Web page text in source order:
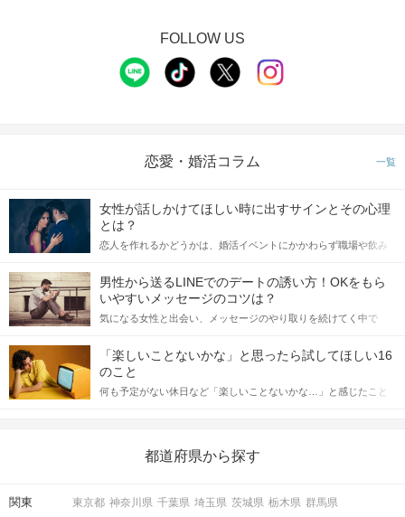
QRコードにて受付をおこないます。
①公式アプリのダウンロード
に、ご協力をお願いいたします。
※上記①②が完了していない場合、
ご参加いただくことができません。
パーティー開始前までに、
ネームプレートにニックネームを
書いてお待ちください♪
♦ スタッフからイベントの説明♪
参加人数によりチーム数・人数は変動します。
FOLLOW US
恋愛・婚活コラム 一覧
女性が話しかけてほしい時に出すサインとその心理
とは？
恋人を作れるかどうかは、婚活イベントにかかわらず職場や飲み
てアプローチできるかにも左右されます。 これから恋人作りを本
格的に始めようとしている方は、女性が異性を求めて出すサイン
をしっかりと理解し、正しい行動に移せるかどうかが重要。 この
記事では、女性が話しかけて欲しい時に出すサインとその心理を
合にどのような行動に繋げるべきかをご紹介していきます。
男性から送るLINEでのデートの誘い方！OKをもら
いやすいメッセージのコツは？
気になる女性と出会い、メッセージのやり取りを続けてく中で
しかし、中には「どう誘ったらいいの？」とお困りの男性もいら
っしゃるのではないでしょうか。 そこで今回は、男性から女性へ
送るLINEでのデートの誘い方のコツをご紹介します。例文も混じ
えながら解説するので、ぜひ参考にしてください。
「楽しいことないかな」と思ったら試してほしい16
のこと
何も予定がない休日など「楽しいことないかな…」と感じたこと
の楽しいことアイデアを集めました♪ いままさに楽しいことを探し
都道府県から探す
関東 東京都 神奈川県 千葉県 埼玉県 茨城県 栃木県 群馬県